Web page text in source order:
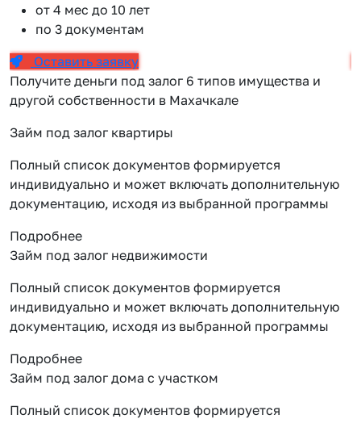
от 4 мес до 10 лет
по 3 документам
Оставить заявку
Получите деньги под залог 6 типов имущества и
другой собственности в Махачкале
Займ под залог квартиры
Полный список документов формируется
индивидуально и может включать дополнительную
документацию, исходя из выбранной программы
Подробнее
Займ под залог недвижимости
Полный список документов формируется
индивидуально и может включать дополнительную
документацию, исходя из выбранной программы
Подробнее
Займ под залог дома с участком
Полный список документов формируется